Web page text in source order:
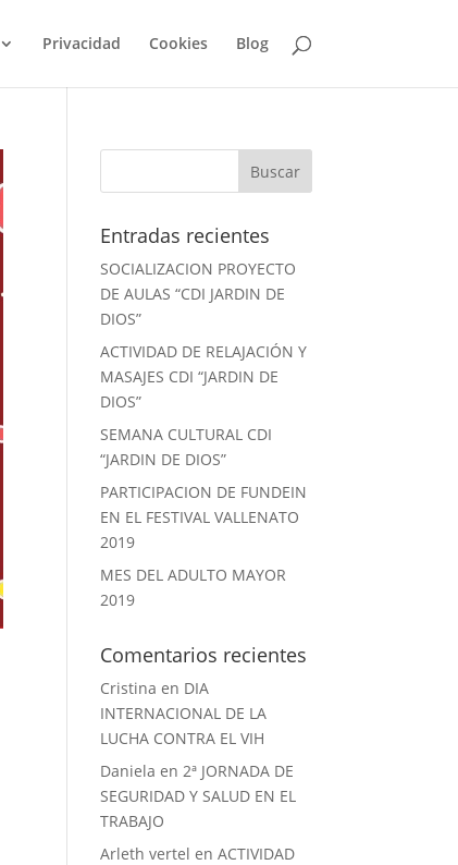
Privacidad Cookies Blog
Entradas recientes
SOCIALIZACION PROYECTO
DE AULAS “CDI JARDIN DE
DIOS”
ACTIVIDAD DE RELAJACIÓN Y
MASAJES CDI “JARDIN DE
DIOS”
SEMANA CULTURAL CDI
“JARDIN DE DIOS”
PARTICIPACION DE FUNDEIN
EN EL FESTIVAL VALLENATO
2019
MES DEL ADULTO MAYOR
2019
Comentarios recientes
Cristina en DIA
INTERNACIONAL DE LA
LUCHA CONTRA EL VIH
Daniela en2ª JORNADA DE
SEGURIDAD Y SALUD EN EL
TRABAJO
Arleth vertel enACTIVIDAD